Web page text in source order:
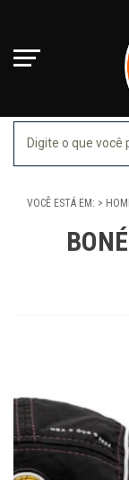
VOCÊ ESTÁ EM: